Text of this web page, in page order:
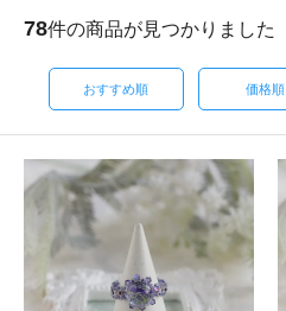
78件の商品が見つかりました
おすすめ順 価格順